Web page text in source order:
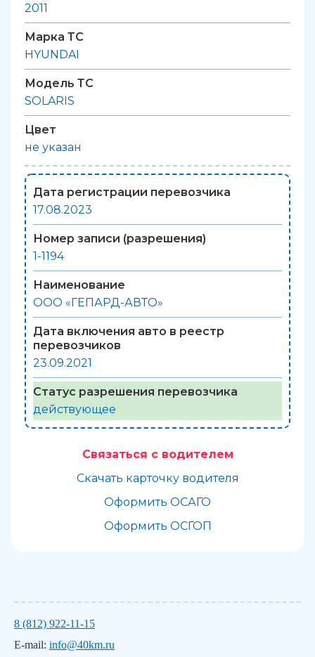
2011
Марка ТС
HYUNDAI
Модель ТС
SOLARIS
Цвет
не указан
Дата регистрации перевозчика
17.08.2023
Номер записи (разрешения)
1-1194
Наименование
ООО «ГЕПАРД-АВТО»
Дата включения авто в реестр
перевозчиков
23.09.2021
Статус разрешения перевозчика
действующее
Связаться с водителем
Скачать карточку водителя
Оформить ОСАГО
Оформить ОСГОП
8 (812) 922-11-15
E-mail: info@40km.ru